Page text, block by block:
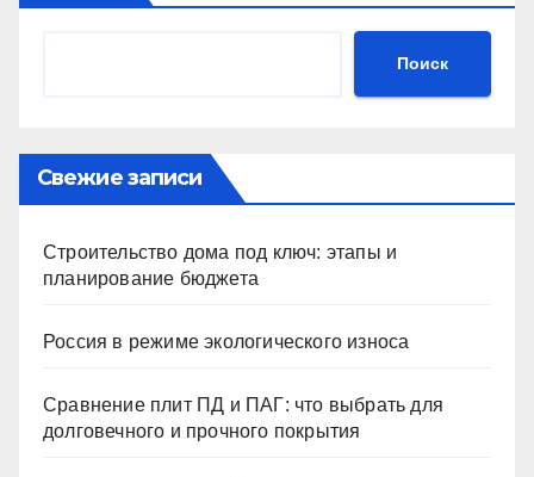
Поиск
Свежие записи
Строительство дома под ключ: этапы и
планирование бюджета
Россия в режиме экологического износа
Сравнение плит ПД и ПАГ: что выбрать для
долговечного и прочного покрытия